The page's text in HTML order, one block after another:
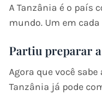
A Tanzânia é o país
mundo. Um em
Partiu preparar
Agora que você
Tanzânia já pode